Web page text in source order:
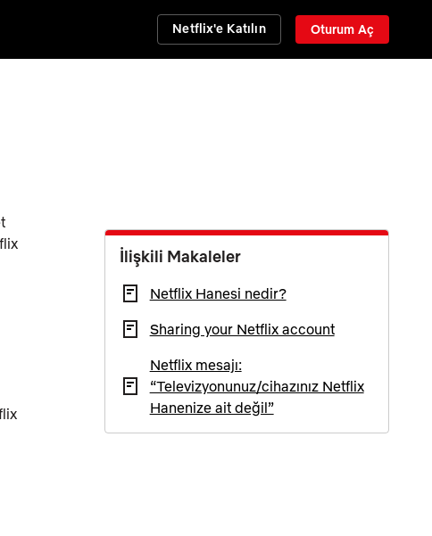
Netflix'e Katılın Oturum Aç
İlişkili Makaleler
Netflix Hanesi nedir?
Sharing your Netflix account
Netflix mesajı:
“Televizyonunuz/cihazınız Netflix
Hanenize ait değil”